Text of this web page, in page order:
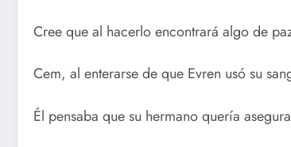
Cree que al hacerlo encontrará algo de
Cem, al enterarse de que Evren usó su
Él pensaba que su hermano quería